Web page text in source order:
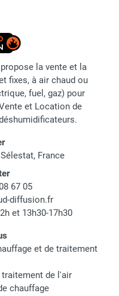
propose la vente et la
fixes, à air chaud ou
fuel, gaz) pour
et Location de
France
67 05
diffusion.fr
et 13h30-17h30
et de traitement
de l'air
chauffage